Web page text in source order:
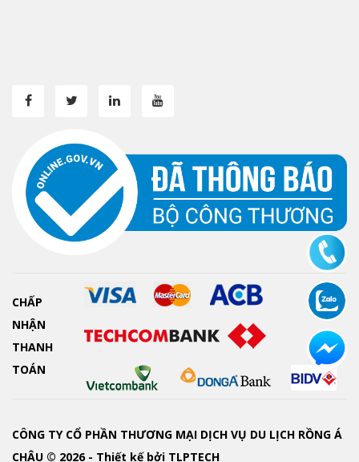
CHẤP
NHẬN
THANH
TOÁN
CÔNG TY CỔ PHẦN THƯƠNG MẠI DỊCH VỤ DU LỊCH RỒNG Á
CHÂU © 2026 - Thiết kế bởi TLPTECH